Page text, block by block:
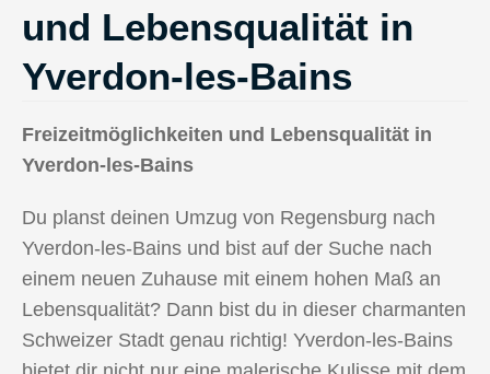
und Lebensqualität in
Yverdon-les-Bains
Freizeitmöglichkeiten und Lebensqualität in
Yverdon-les-Bains
Du planst deinen Umzug von Regensburg nach
Yverdon-les-Bains und bist auf der Suche nach
einem neuen Zuhause mit einem hohen Maß an
Lebensqualität? Dann bist du in dieser charmanten
Schweizer Stadt genau richtig! Yverdon-les-Bains